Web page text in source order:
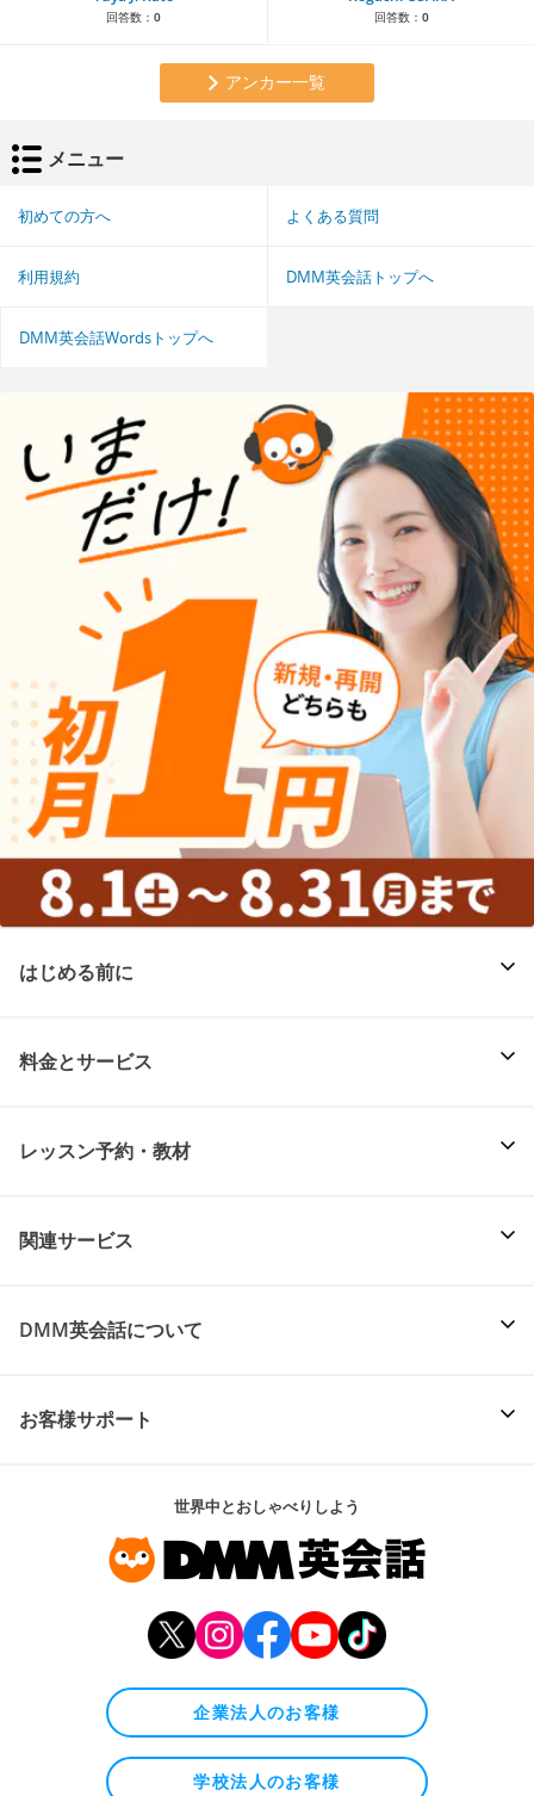
回答数： 0 回答数： 0
アンカー一覧
メニュー
初めての方へ よくある質問
利用規約 DMM英会話トップへ
DMM英会話Wordsトップへ
はじめる前に
料金とサービス
レッスン予約・教材
関連サービス
DMM英会話について
お客様サポート
世界中とおしゃべりしよう
企業法人のお客様
学校法人のお客様